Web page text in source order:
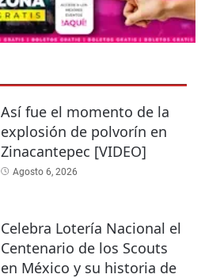
Así fue el momento de la
explosión de polvorín en
Zinacantepec [VIDEO]
Agosto 6, 2026
Celebra Lotería Nacional el
Centenario de los Scouts
en México y su historia de